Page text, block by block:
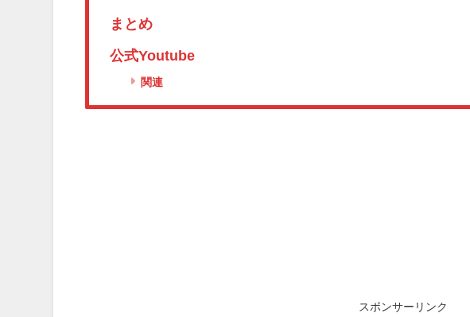
まとめ
公式Youtube
関連
スポンサーリンク